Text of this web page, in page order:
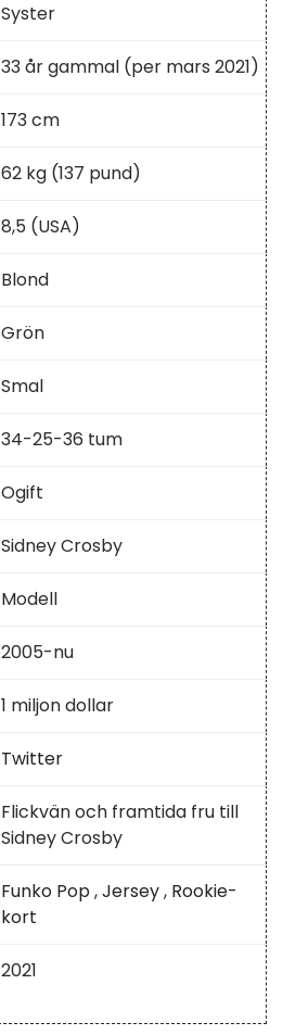
Syster
33 år gammal (per mars 2021)
173 cm
62 kg (137 pund)
8,5 (USA)
Blond
Grön
Smal
34-25-36 tum
Ogift
Sidney Crosby
Modell
2005-nu
1 miljon dollar
Twitter
Flickvän och framtida fru till
Sidney Crosby
Funko Pop,Jersey, Rookie-
kort
2021